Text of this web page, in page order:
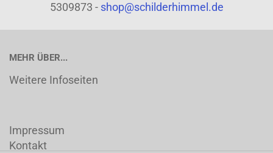
5309873 - shop@schilderhimmel.de
MEHR ÜBER...
Weitere Infoseiten
Impressum
Kontakt